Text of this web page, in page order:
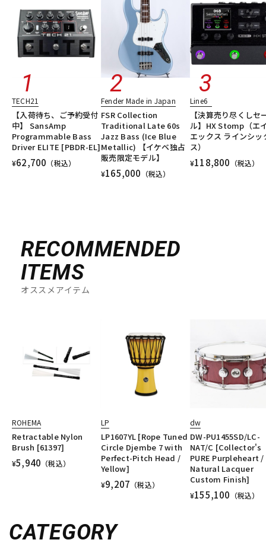
TECH21
【入荷待ち、ご予約受付
中】 SansAmp
Programmable Bass
Driver ELITE [PBDR-EL]
¥62,700 （税込）
Fender Made in Japan
FSR Collection
Traditional Late 60s
Jazz Bass (Ice Blue
Metallic) 【イケベ独占
販売限定モデル】
¥165,000 （税込）
Line6
【決算売り尽くしセ
ル】HX Stomp（エ
エックス ラインシッ
ス）
¥118,800 （税込）
RECOMMENDED
ITEMS
オススメアイテム
ROHEMA
Retractable Nylon
Brush [61397]
¥5,940 （税込）
LP
LP1607YL [Rope Tuned
Circle Djembe 7 with
Perfect-Pitch Head /
Yellow]
¥9,207 （税込）
dw
DW-PU1455SD/LC-
NAT/C [Collector's
PURE Purpleheart /
Natural Lacquer
Custom Finish]
¥155,100 （税込）
CATEGORY